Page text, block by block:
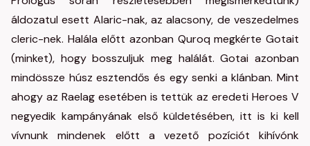
áldozatul esett Alaric-nak, az alacsony, de veszedelmes
cleric-nek. Halála előtt azonban Quroq megkérte Gotait
(minket), hogy bosszuljuk meg halálát. Gotai azonban
mindössze húsz esztendős és egy senki a klánban. Mint
ahogy az Raelag esetében is tettük az eredeti Heroes V
negyedik kampányának első küldetésében, itt is ki kell
vívnunk mindenek előtt a vezető pozíciót kihívónk